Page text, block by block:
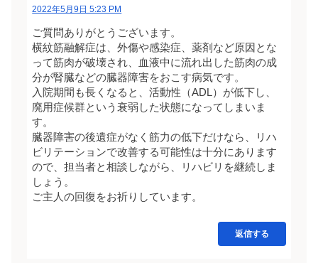
2022年5月9日 5:23 PM
ご質問ありがとうございます。
横紋筋融解症は、外傷や感染症、薬剤など原因とな
って筋肉が破壊され、血液中に流れ出した筋肉の成
分が腎臓などの臓器障害をおこす病気です。
入院期間も長くなると、活動性（ADL）が低下し、
廃用症候群という衰弱した状態になってしまいま
す。
臓器障害の後遺症がなく筋力の低下だけなら、リハ
ビリテーションで改善する可能性は十分にあります
ので、担当者と相談しながら、リハビリを継続しま
しょう。
ご主人の回復をお祈りしています。
返信する